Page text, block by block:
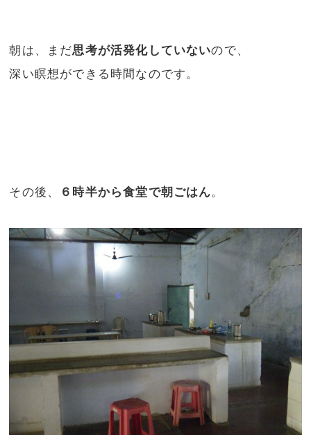
朝は、まだ思考が活発化していないので、
深い瞑想ができる時間なのです。
その後、 ６時半から食堂で朝ごはん。